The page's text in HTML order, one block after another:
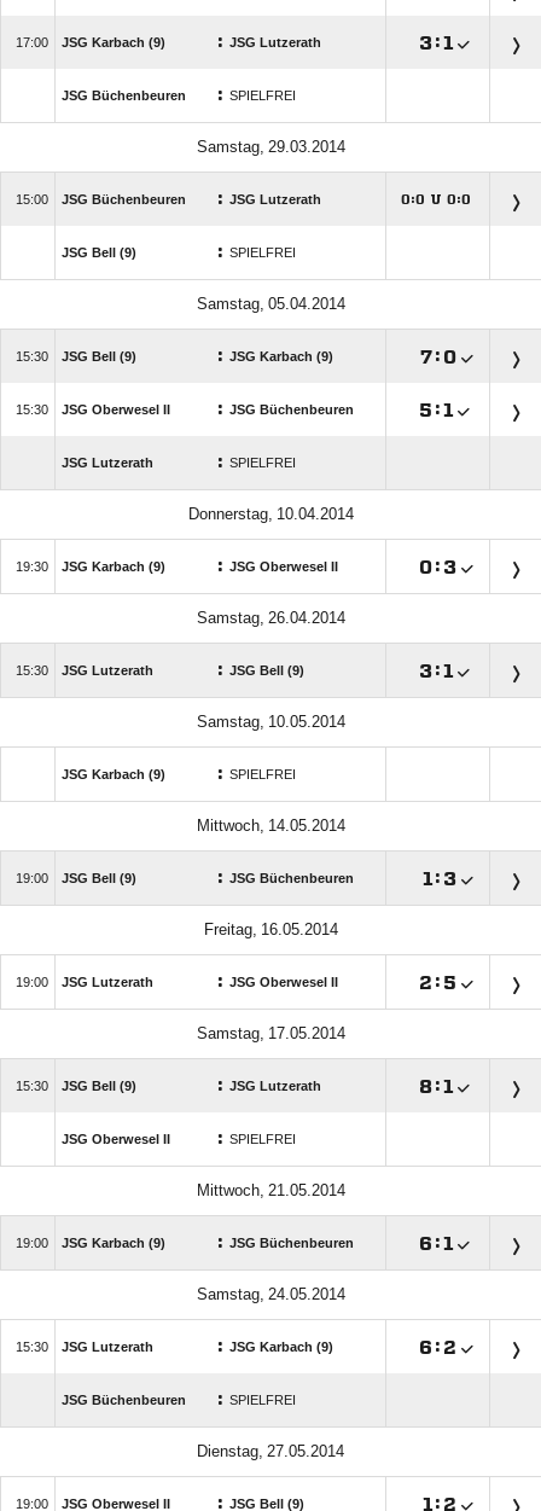
 JSG Karbach (9) : JSG Lutzerath :
JSG Büchenbeuren : SPIELFREI
 
 JSG Büchenbeuren : JSG Lutzerath : U :
JSG Bell (9) : SPIELFREI
 
 JSG Bell (9) : JSG Karbach (9) : 
 JSG Oberwesel II : JSG Büchenbeuren  :
JSG Lutzerath : SPIELFREI
 
 JSG Karbach (9) : JSG Oberwesel II : 
 
 JSG Lutzerath : JSG Bell (9) :
 
JSG Karbach (9) : SPIELFREI
 
 JSG Bell (9) : JSG Büchenbeuren  : 
 
 JSG Lutzerath : JSG Oberwesel II  : 
 
 JSG Bell (9) : JSG Lutzerath :
JSG Oberwesel II : SPIELFREI
 
 JSG Karbach (9) : JSG Büchenbeuren  :
 
 JSG Lutzerath : JSG Karbach (9)  : 
JSG Büchenbeuren : SPIELFREI
 
 JSG Oberwesel II : JSG Bell (9)  : 